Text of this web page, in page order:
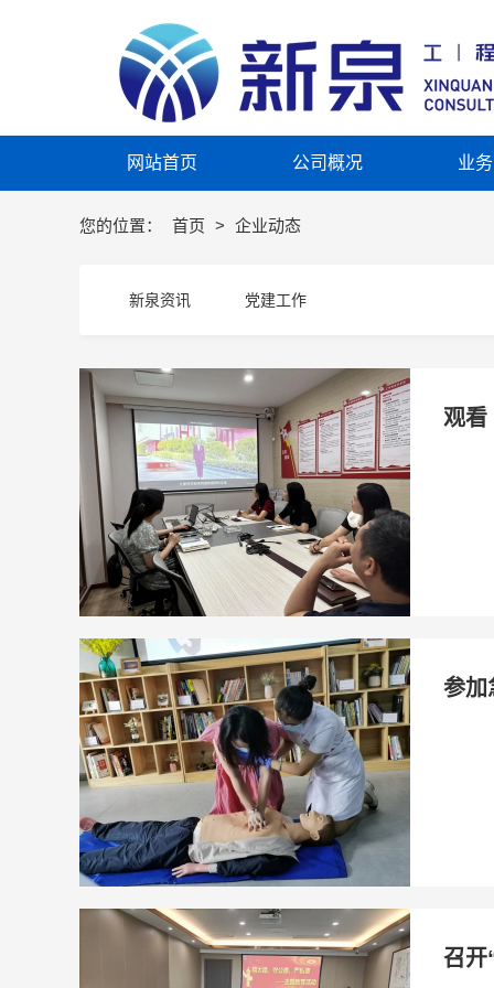
网站首页 公司概况 业
您的位置： 首页 > 企业动态
新泉资讯 党建工作
观看
参加
召开